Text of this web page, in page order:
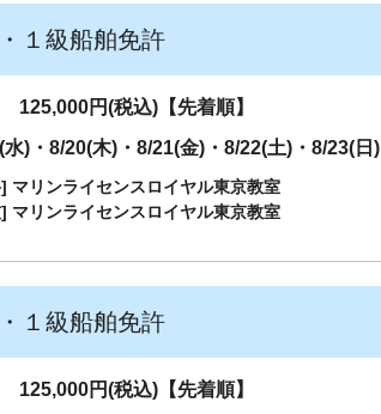
１級船舶免許
125,000円(税込)【先着順】
水)・8/20(木)・8/21(金)・8/22(土)・8/23(日)
マリンライセンスロイヤル東京教室
マリンライセンスロイヤル東京教室
１級船舶免許
125,000円(税込)【先着順】